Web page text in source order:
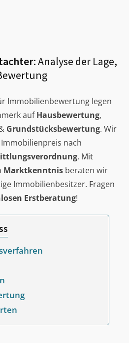
Analyse der Lage,
Immobilienbewertung legen
aufHausbewertung,
Grundstücksbewertung. Wir
nach
. Mit
Marktkenntnis beraten wir
Immobilienbesitzer. Fragen
Erstberatung!